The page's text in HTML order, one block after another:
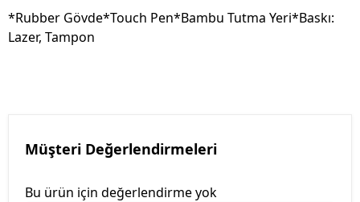
*Rubber Gövde*Touch Pen*Bambu Tutma Yeri*Baskı:
Lazer, Tampon
Müşteri Değerlendirmeleri
Bu ürün için değerlendirme yok